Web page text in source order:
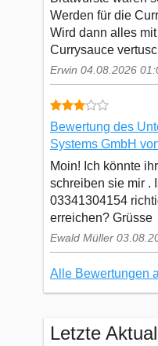
Werden für die
Wird dann alles
Currysauce
Erwin 04.08.2026
Bewertung des
Systems GmbH
Moin! Ich könnte
schreiben sie mir .
03341304154
erreichen? Grüsse
Ewald Müller
Alle Bewertungen
Letzte